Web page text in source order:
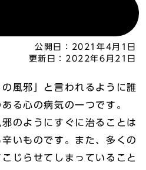
公開日：
2021年4月1日
更新日： 2022年6月21日
風邪」と言われるように誰
る心の病気の一つです。
のようにすぐに治ることは
いものです。また、多くの
じらせてしまっていること